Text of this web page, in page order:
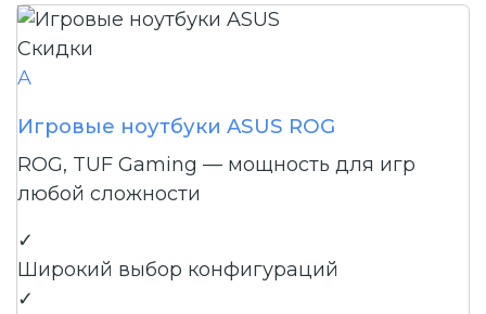
Скидки
A
Игровые ноутбуки ASUS ROG
ROG, TUF Gaming — мощность для игр
любой сложности
✓
Широкий выбор конфигураций
✓